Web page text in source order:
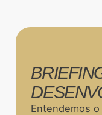
Entendemos